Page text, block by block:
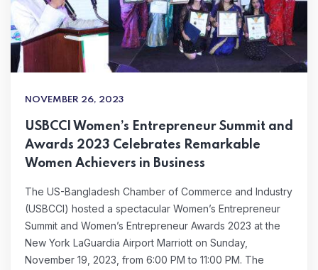
NOVEMBER 26, 2023
USBCCI Women’s Entrepreneur Summit and
Awards 2023 Celebrates Remarkable
Women Achievers in Business
The US-Bangladesh Chamber of Commerce and Industry
(USBCCI) hosted a spectacular Women’s Entrepreneur
Summit and Women’s Entrepreneur Awards 2023 at the
New York LaGuardia Airport Marriott on Sunday,
November 19, 2023, from 6:00 PM to 11:00 PM. The